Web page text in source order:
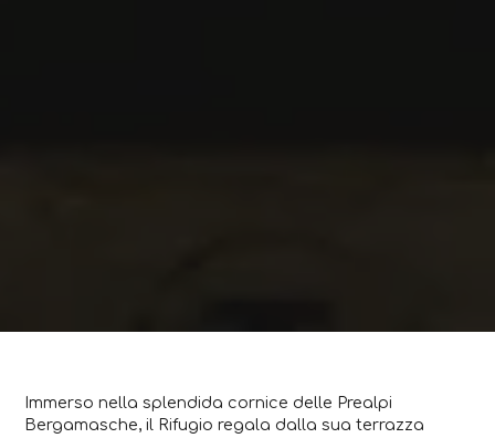
Immerso nella splendida cornice delle Prealpi
Bergamasche, il Rifugio regala dalla sua terrazza